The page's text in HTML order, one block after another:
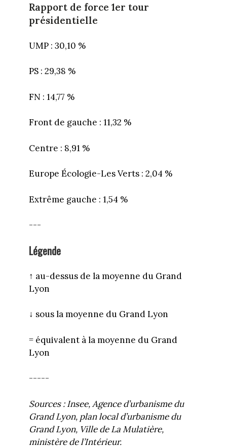
Rapport de force 1er tour
présidentielle
UMP : 30,10 %
PS : 29,38 %
FN : 14,77 %
Front de gauche : 11,32 %
Centre : 8,91 %
Europe Écologie-Les Verts : 2,04 %
Extrême gauche : 1,54 %
---
Légende
↑ au-dessus de la moyenne du Grand
Lyon
↓ sous la moyenne du Grand Lyon
= équivalent à la moyenne du Grand
Lyon
-----
Sources : Insee, Agence d’urbanisme du
Grand Lyon, plan local d’urbanisme du
Grand Lyon, Ville de La Mulatière,
ministère de l’Intérieur.